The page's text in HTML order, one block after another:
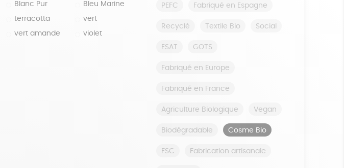
Blanc Pur Bleu Marine
terracotta vert
vert amande violet
PEFC Fabriqué en Espagne
Recyclé Textile Bio Social
ESAT GOTS
Fabriqué en Europe
Fabriqué en France
Agriculture Biologique Vegan
Biodégradable Cosme Bio
FSC Fabrication artisanale